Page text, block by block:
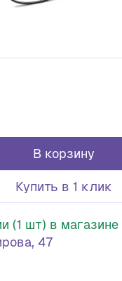
В корзину
Купить в 1 клик
(1 шт) в
47